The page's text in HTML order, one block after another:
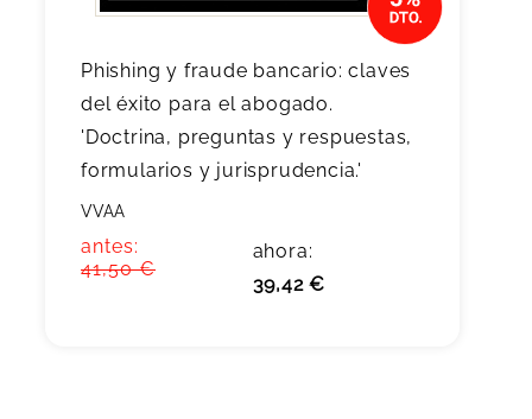
Phishing y fraude bancario: claves
del éxito para el abogado.
'Doctrina, preguntas y respuestas,
formularios y jurisprudencia.'
VVAA
antes:
41,50 €
ahora:
39,42 €